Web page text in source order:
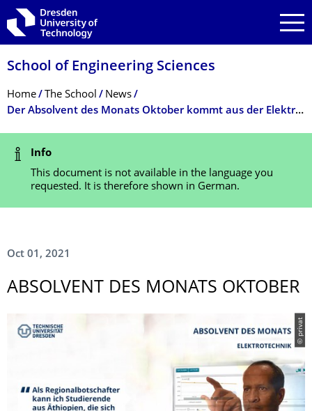
Skip to main navigation
Skip to search
Skip to content
School of Engineering Sciences
Breadcrumb Menu
Home The School
News
Der Absolvent des Monats Oktober kommt aus der Elektrotechnik
Status Message
Info
This document is not available in the language you
requested. It is therefore shown in German.
Oct 01, 2021
ABSOLVENT DES MONATS OKTOBER
© privat